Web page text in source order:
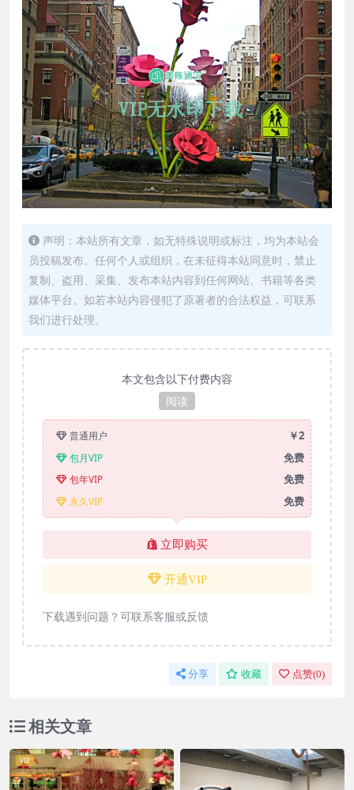
声明：本站所有文章，如无特殊说明或标注，均为本站会
员投稿发布。任何个人或组织，在未征得本站同意时，禁止
复制、盗用、采集、发布本站内容到任何网站、书籍等各类
媒体平台。如若本站内容侵犯了原著者的合法权益，可联系
我们进行处理。
本文包含以下付费内容
阅读
普通用户 ￥2
包月VIP 免费
包年VIP 免费
永久VIP 免费
立即购买
开通VIP
下载遇到问题？可联系客服或反馈
分享 收藏 点赞(0)
相关文章
VIP